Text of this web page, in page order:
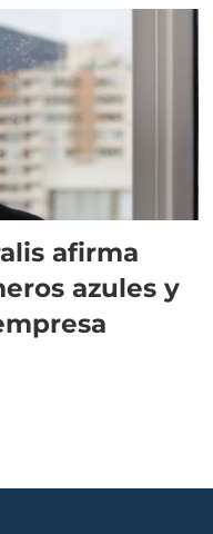
afirma
azules y